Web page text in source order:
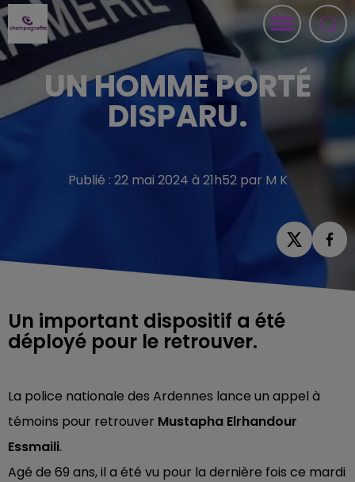
UN HOMME PORTÉ
DISPARU.
Publié : 22 mai 2024 à 21h52 par M K
Un important dispositif a été
déployé pour le retrouver.
La police nationale des Ardennes lance un appel à
témoins pour retrouver Mustapha Elrhandour
Essmaili.
Agé de 69 ans, il a été vu pour la dernière fois ce mardi